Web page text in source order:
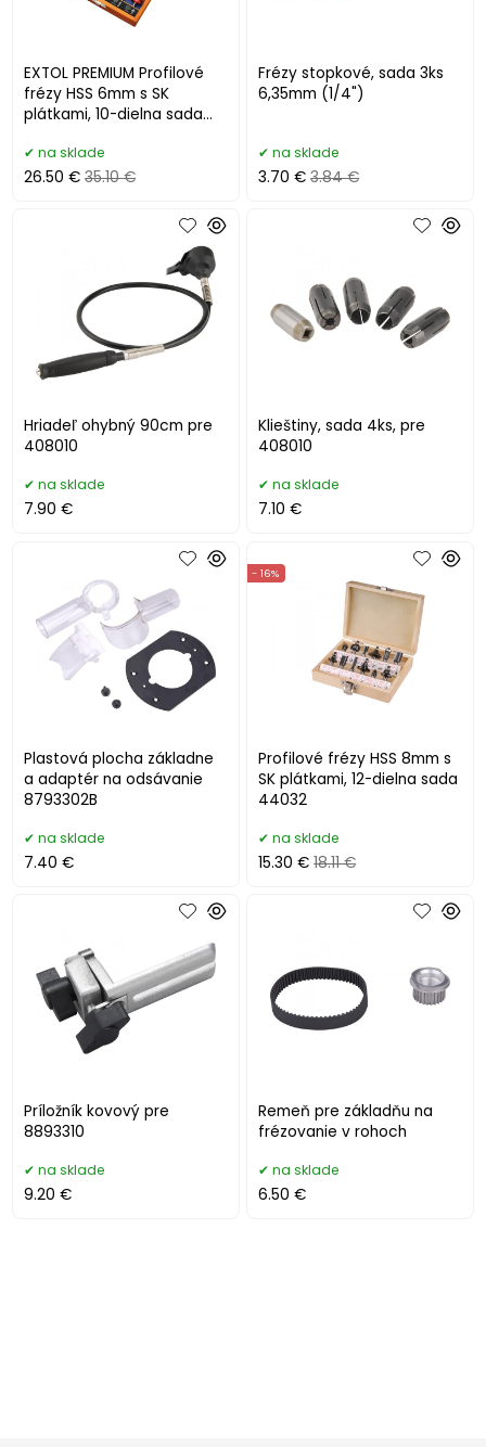
EXTOL PREMIUM Profilové
frézy HSS 6mm s SK
plátkami, 10-dielna sada
na sklade
26.50 € 35.10 €
Frézy stopkové, sada 3ks
6,35mm (1/4")
na sklade
3.70 € 3.84 €
Hriadeľ ohybný 90cm pre
408010
na sklade
7.90 €
Klieštiny, sada 4ks, pre
408010
na sklade
7.10 €
Plastová plocha základne
a adaptér na odsávanie
8793302B
na sklade
7.40 €
Profilové frézy HSS 8mm s
SK plátkami, 12-dielna sada
44032
- 16%
na sklade
15.30 € 18.11 €
Príložník kovový pre
8893310
na sklade
9.20 €
Remeň pre základňu na
frézovanie v rohoch
na sklade
6.50 €